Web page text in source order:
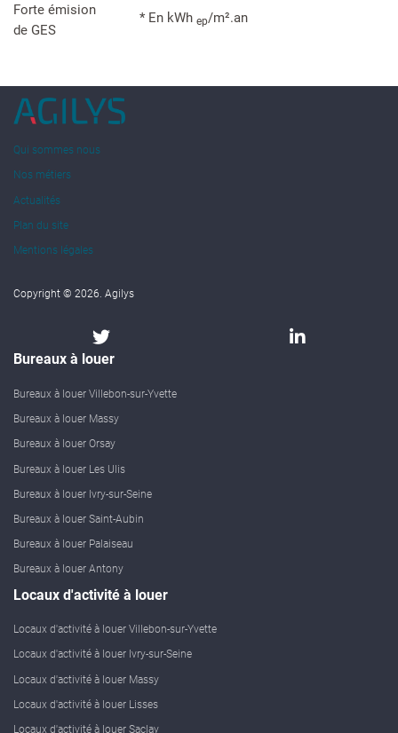
Forte émision
de GES
* En kWhep/m².an
Qui sommes nous
Nos métiers
Actualités
Plan du site
Mentions légales
Copyright © 2026. Agilys
Bureaux à louer
Bureaux à louer Villebon-sur-Yvette
Bureaux à louer Massy
Bureaux à louer Orsay
Bureaux à louer Les Ulis
Bureaux à louer Ivry-sur-Seine
Bureaux à louer Saint-Aubin
Bureaux à louer Palaiseau
Bureaux à louer Antony
Locaux d'activité à louer
Locaux d'activité à louer Villebon-sur-Yvette
Locaux d'activité à louer Ivry-sur-Seine
Locaux d'activité à louer Massy
Locaux d'activité à louer Lisses
Locaux d'activité à louer Saclay